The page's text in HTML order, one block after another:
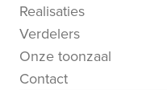
Realisaties
Verdelers
Onze toonzaal
Contact